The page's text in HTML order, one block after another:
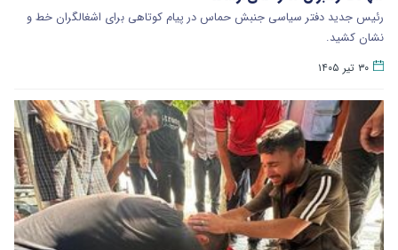
رئیس جدید دفتر سیاسی جنبش حماس در پیام کوتاهی برای اشغالگران خط و
نشان کشید.
۳۰ تیر ۱۴۰۵